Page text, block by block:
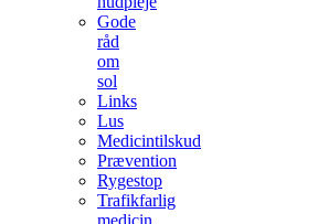
Gode
råd
om
sol
Links
Lus
Medicintilskud
Prævention
Rygestop
Trafikfarlig
medicin